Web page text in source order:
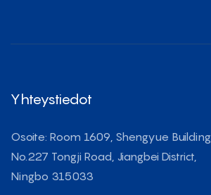
Yhteystiedot
Osoite: Room 1609, Shengyue Building,
No.227 Tongji Road, Jiangbei District,
Ningbo 315033